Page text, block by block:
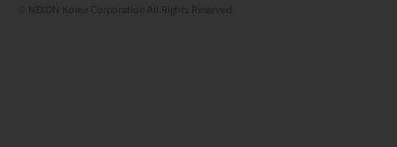
© NEXON Korea Corporation All Rights Reserved.